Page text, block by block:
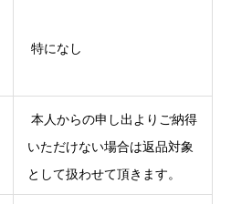
特になし
本人からの申し出よりご納得
いただけない場合は返品対象
として扱わせて頂きます。